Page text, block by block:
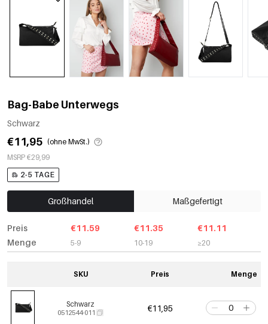
Bag-Babe Unterwegs
Schwarz
€11,95 (ohne MwSt.)
MSRP €29,99
2-5 TAGE
Großhandel Maßgefertigt
Preis
Menge
€11.59
5-9
€11.35
10-19
€11.11
≥20
SKU Preis Menge
Schwarz
0512544-011 €11,95